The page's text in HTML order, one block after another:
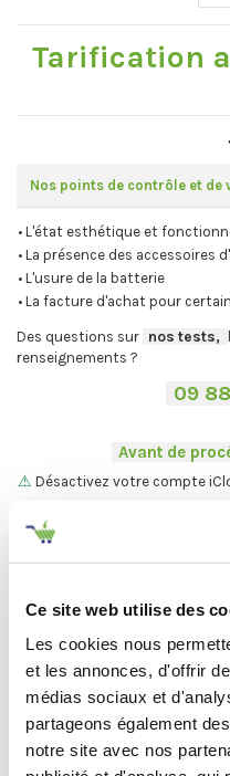
Ce site web utilise des
Les cookies nous
et les annonces, d'offrir
médias sociaux et
partageons également
notre site avec nos
Tarification
Nos points de contrôle et de
• L'état esthétique et
• La présence des accessoires
• L'usure de la batterie
• La facture d'achat pour
Des questions sur nos tests,
renseignements ?
09
Avant de
⚠ Désactivez votre compte
Vous ne trouvez pas votre
Et maintenant... ♫
Définir l'état de votre